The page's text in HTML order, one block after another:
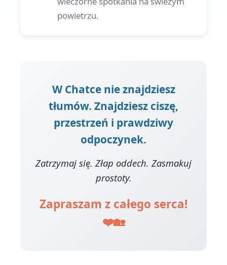
powietrzu.
W Chatce nie znajdziesz
tłumów. Znajdziesz ciszę,
przestrzeń i prawdziwy
odpoczynek.
Zatrzymaj się. Złap oddech. Zasmakuj
prostoty.
Zapraszam z całego serca!
❤️🏡